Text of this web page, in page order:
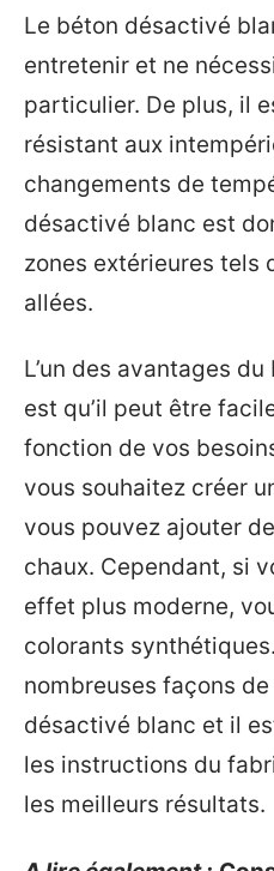
Le béton désactivé
entretenir et ne
particulier. De plus, il
résistant aux
changements de
désactivé blanc est
zones extérieures tels
allées.
L’un des avantages
est qu’il peut être
fonction de vos
vous souhaitez créer
vous pouvez ajouter
chaux. Cependant, si
effet plus moderne,
colorants
nombreuses façons
désactivé blanc et il
les instructions du
les meilleurs résultats.